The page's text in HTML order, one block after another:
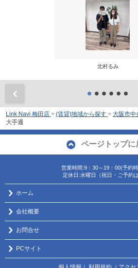
北村るみ
Link Navi 梅田店 > (賃貸)地域から探す > 大阪市中
大手通
ページトップに
営業時間:9：30～19：00(予約
定休日:水曜日（祝日・ご予約は
ホーム
会社概要
お問合せ
PCサイト